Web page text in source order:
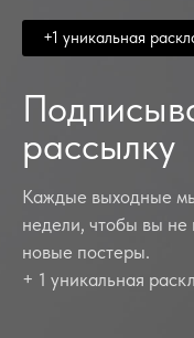
+1 уникальная
рассылку
Каждые выходные
недели, чтобы вы
новые постеры.
+ 1 уникальная